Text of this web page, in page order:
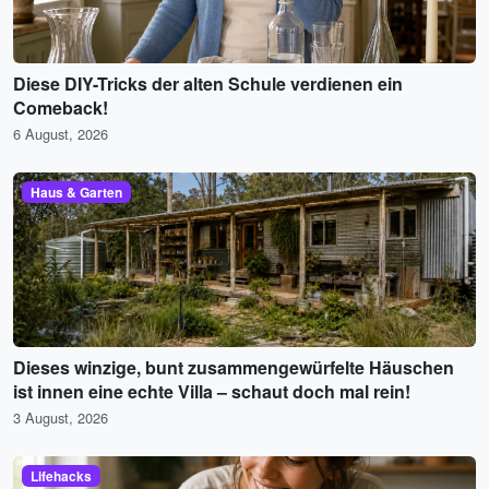
Diese DIY-Tricks der alten Schule verdienen ein
Comeback!
6 August, 2026
Haus & Garten
Dieses winzige, bunt zusammengewürfelte Häuschen
ist innen eine echte Villa – schaut doch mal rein!
3 August, 2026
Lifehacks